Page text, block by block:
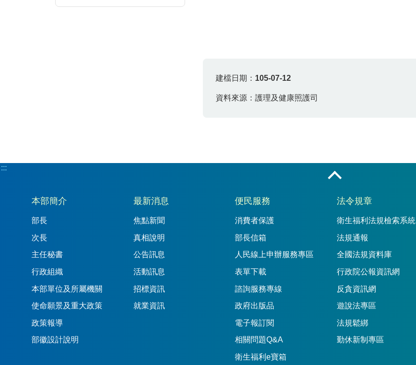
建檔日期： 105-07-12
資料來源：護理及健康照護司
:::
:::
本部簡介
部長
次長
主任秘書
行政組織
本部單位及所屬機關
使命願景及重大政策
政策報導
部徽設計說明
最新消息
焦點新聞
真相說明
公告訊息
活動訊息
招標資訊
就業資訊
便民服務
消費者保護
部長信箱
人民線上申辦服務專區
表單下載
諮詢服務專線
政府出版品
電子報訂閱
相關問題Q&A
衛生福利e寶箱
法令規章
衛生福利法規檢索系統
法規通報
全國法規資料庫
行政院公報資訊網
反貪資訊網
遊說法專區
法規鬆綁
勤休新制專區